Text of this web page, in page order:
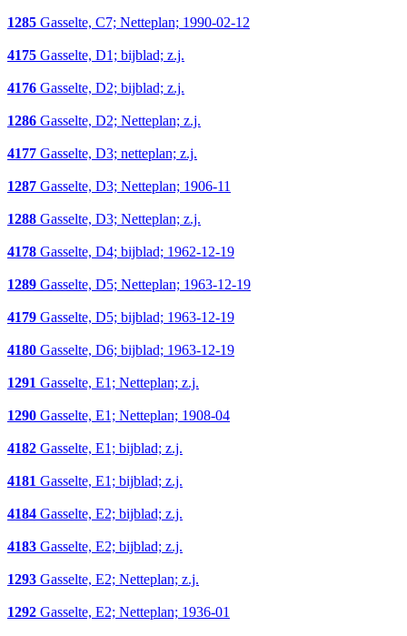
1285 Gasselte, C7; Netteplan; 1990-02-12
4175 Gasselte, D1; bijblad; z.j.
4176 Gasselte, D2; bijblad; z.j.
1286 Gasselte, D2; Netteplan; z.j.
4177 Gasselte, D3; netteplan; z.j.
1287 Gasselte, D3; Netteplan; 1906-11
1288 Gasselte, D3; Netteplan; z.j.
4178 Gasselte, D4; bijblad; 1962-12-19
1289 Gasselte, D5; Netteplan; 1963-12-19
4179 Gasselte, D5; bijblad; 1963-12-19
4180 Gasselte, D6; bijblad; 1963-12-19
1291 Gasselte, E1; Netteplan; z.j.
1290 Gasselte, E1; Netteplan; 1908-04
4182 Gasselte, E1; bijblad; z.j.
4181 Gasselte, E1; bijblad; z.j.
4184 Gasselte, E2; bijblad; z.j.
4183 Gasselte, E2; bijblad; z.j.
1293 Gasselte, E2; Netteplan; z.j.
1292 Gasselte, E2; Netteplan; 1936-01